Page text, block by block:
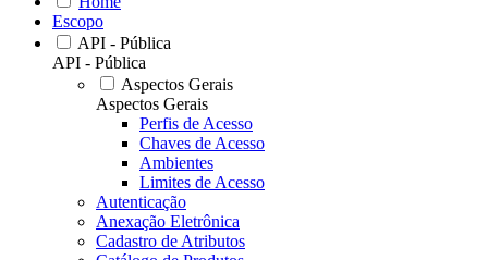
Escopo
API - Pública
API - Pública
Aspectos Gerais
Aspectos Gerais
Perfis de Acesso
Chaves de Acesso
Ambientes
Limites de Acesso
Autenticação
Anexação Eletrônica
Cadastro de Atributos